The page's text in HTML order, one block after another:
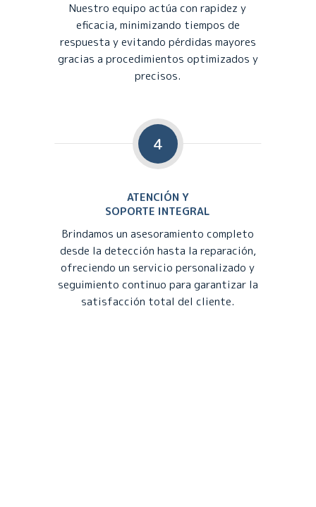
Nuestro equipo actúa con rapidez y
eficacia, minimizando tiempos de
respuesta y evitando pérdidas mayores
gracias a procedimientos optimizados y
precisos.
4
ATENCIÓN Y
SOPORTE INTEGRAL
Brindamos un asesoramiento completo
desde la detección hasta la reparación,
ofreciendo un servicio personalizado y
seguimiento continuo para garantizar la
satisfacción total del cliente.